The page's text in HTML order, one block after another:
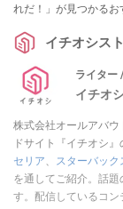
れだ！」が見つかるお
イチオシスト
ライター
イチオ
株式会社オールアバ
ドサイト『イチオシ』
セリア、 スターバック
を通してご紹介。話
す。配信しているコ